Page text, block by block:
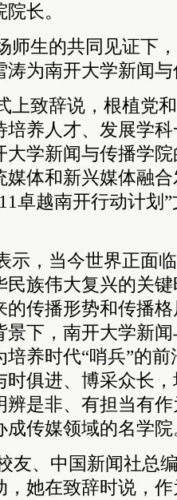
院长。
师生的共同见证下
涛为南开大学新闻
上致辞说，根植党
培养人才、发展学
大学新闻与传播学
媒体和新兴媒体融
卓越南开行动计划
示，当今世界正面
民族伟大复兴的关
的传播形势和传播
景下，南开大学新
养时代“哨兵”的
时俱进、博采众长
辨是非、有担当有
成传媒领域的名学院
友、中国新闻社总
，她在致辞时说，